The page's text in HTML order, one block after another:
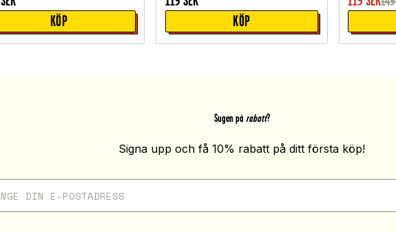
KÖP
KÖP
Sugen på rabatt?
Signa upp och få 10% rabatt på ditt första köp!